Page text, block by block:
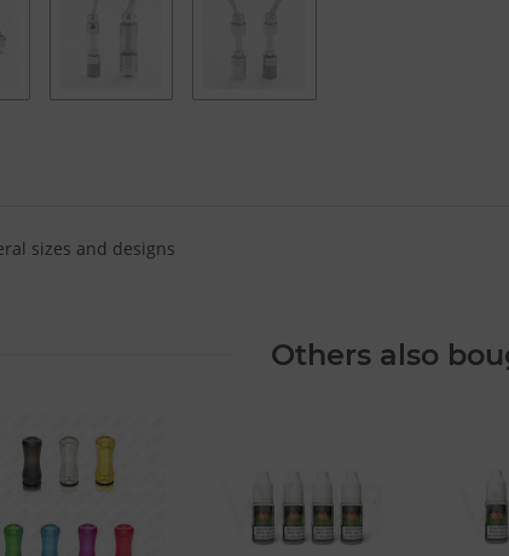
sizes and designs
Others also